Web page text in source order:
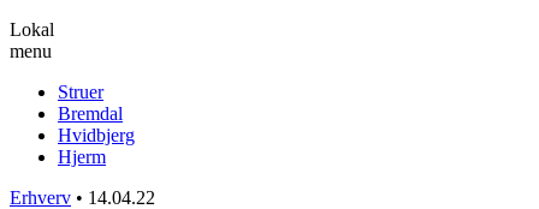
Lokal
menu
Struer
Bremdal
Hvidbjerg
Hjerm
Erhverv • 14.04.22